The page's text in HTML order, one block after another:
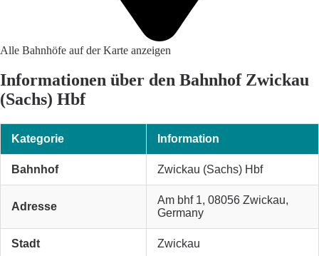
Alle Bahnhöfe auf der Karte anzeigen
Informationen über den Bahnhof Zwickau
(Sachs) Hbf
Kategorie Information
Bahnhof Zwickau (Sachs) Hbf
Adresse
Am bhf 1, 08056 Zwickau,
Germany
Stadt Zwickau